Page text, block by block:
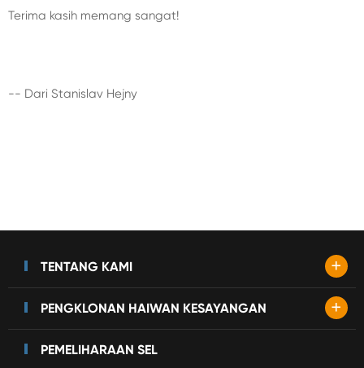
Terima kasih memang sangat!
-- Dari Stanislav Hejny
TENTANG KAMI +
PENGKLONAN HAIWAN KESAYANGAN +
PEMELIHARAAN SEL